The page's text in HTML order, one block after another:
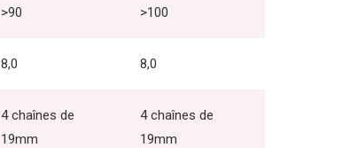
>90 >100
8,0 8,0
4 chaînes de
19mm
4 chaînes de
19mm